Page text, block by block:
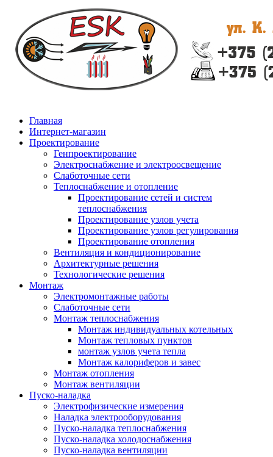
Главная
Интернет-магазин
Проектирование
Генпроектирование
Электроснабжение и электроосвещение
Слаботочные сети
Теплоснабжение и отопление
Проектирование сетей и систем
теплоснабжения
Проектирование узлов учета
Проектирование узлов регулирования
Проектирование отопления
Вентиляция и кондиционирование
Архитектурные решения
Технологические решения
Монтаж
Электромонтажные работы
Слаботочные сети
Монтаж теплоснабжения
Монтаж индивидуальных котельных
Монтаж тепловых пунктов
монтаж узлов учета тепла
Монтаж калориферов и завес
Монтаж отопления
Монтаж вентиляции
Пуско-наладка
Электрофизические измерения
Наладка электрооборудования
Пуско-наладка теплоснабжения
Пуско-наладка холодоснабжения
Пуско-наладка вентиляции